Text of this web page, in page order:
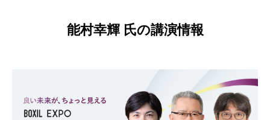
能村幸輝 氏の講演情報